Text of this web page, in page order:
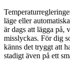
läge eller
är dags att lägga på,
misslyckas. För dig
känns det tryggt att
stadigt även på ett